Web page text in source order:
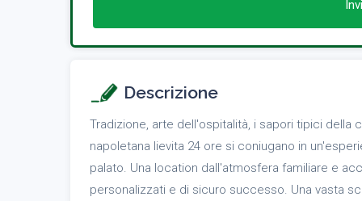
Descrizione
Tradizione, arte dell'ospitalità, i sapori tipici
napoletana lievita 24 ore si coniugano in
palato. Una location dall'atmosfera familiare e
personalizzati e di sicuro successo. Una vasta